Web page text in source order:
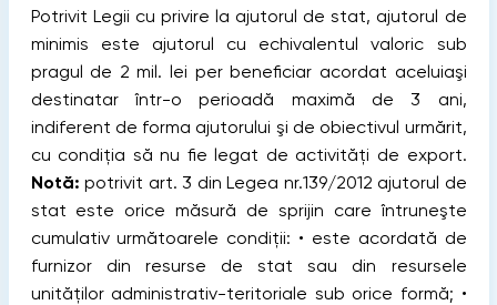
Potrivit Legii cu privire la ajutorul de stat, ajutorul de
minimis este ajutorul cu echivalentul valoric sub
pragul de 2 mil. lei per beneficiar acordat aceluiaşi
destinatar într-o perioadă maximă de 3 ani,
indiferent de forma ajutorului şi de obiectivul urmărit,
cu condiţia să nu fie legat de activităţi de export.
Notă: potrivit art. 3 din Legea nr.139/2012 ajutorul de
stat este orice măsură de sprijin care întruneşte
cumulativ următoarele condiţii: • este acordată de
furnizor din resurse de stat sau din resursele
unităţilor administrativ-teritoriale sub orice formă; •